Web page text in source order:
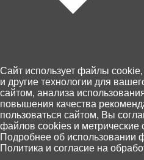
ТОЛЬКО НА САЙТЕ!
круглый, 305х76см, с
видеоинструкцией +
фильтр-насос 220в 28202
В корзину
Главная Каталог
Cайт использует файлы
и другие технологии для
сайтом, анализа
повышения качества
пользоваться сайтом, Вы
файлов cookies и метрические
Подробнее об использовании
Политика и согласие на